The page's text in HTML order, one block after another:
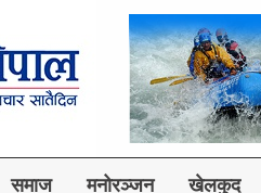
समाज मनोरञ्जन खेलकुद